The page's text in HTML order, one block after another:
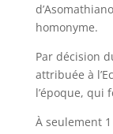
homonyme.
Par décision
attribuée à
l’époque, qui
À seulement